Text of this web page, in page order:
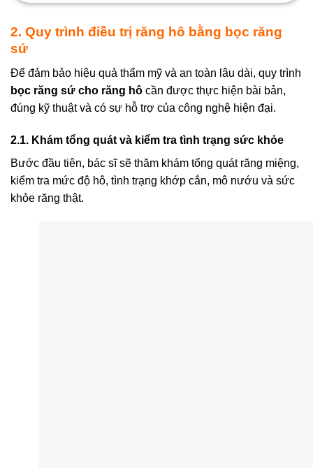
2. Quy trình điều trị răng hô bằng bọc răng
sứ
Để đảm bảo hiệu quả thẩm mỹ và an toàn lâu dài, quy trình
bọc răng sứ cho răng hô cần được thực hiện bài bản,
đúng kỹ thuật và có sự hỗ trợ của công nghệ hiện đại.
2.1. Khám tổng quát và kiểm tra tình trạng sức khỏe
Bước đầu tiên, bác sĩ sẽ thăm khám tổng quát răng miệng,
kiểm tra mức độ hô, tình trạng khớp cắn, mô nướu và sức
khỏe răng thật.